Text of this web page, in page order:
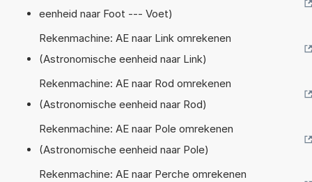
eenheid naar Foot --- Voet)
Rekenmachine: AE naar Link omrekenen
(Astronomische eenheid naar Link)
Rekenmachine: AE naar Rod omrekenen
(Astronomische eenheid naar Rod)
Rekenmachine: AE naar Pole omrekenen
(Astronomische eenheid naar Pole)
Rekenmachine: AE naar Perche omrekenen